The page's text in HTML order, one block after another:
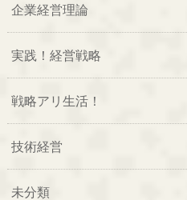
企業経営理論
実践！経営戦略
戦略アリ生活！
技術経営
未分類